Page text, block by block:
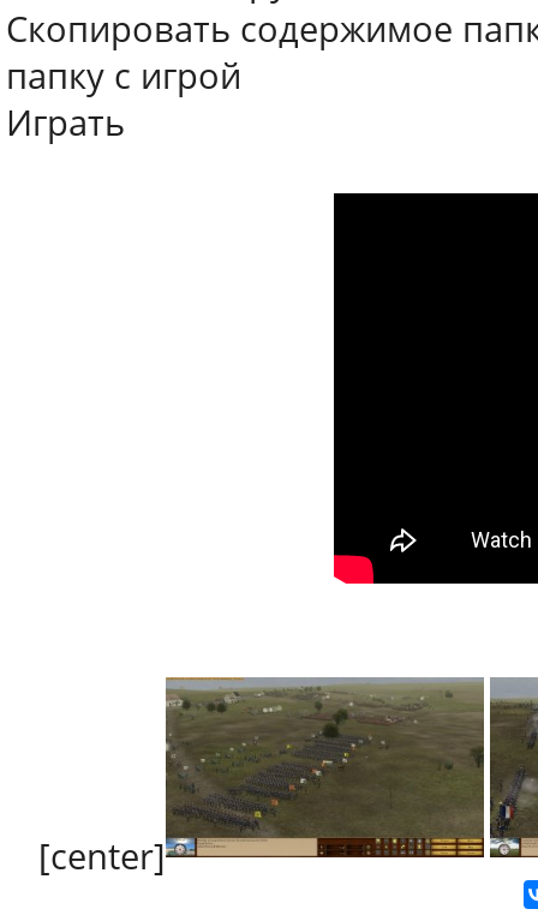
Скопировать содержимое
папку с игрой
Играть
[center]